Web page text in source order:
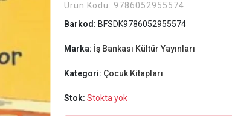
Ürün Kodu: 9786052955574
Barkod: BFSDK9786052955574
Marka: İş Bankası Kültür Yayınları
Kategori: Çocuk Kitapları
Stok: Stokta yok